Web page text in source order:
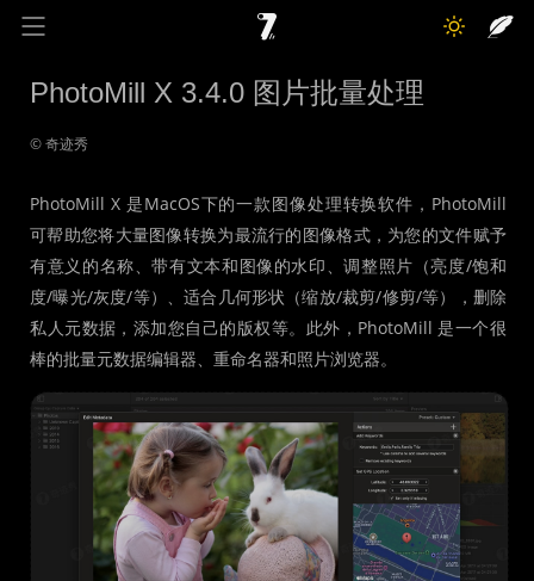
色彩库
PhotoMill X 3.4.0 图片批量处理
© 奇迹秀
PhotoMill X 是MacOS下的一款图像处理转换软件，PhotoMill
可帮助您将大量图像转换为最流行的图像格式，为您的文件赋予
有意义的名称、带有文本和图像的水印、调整照片（亮度/饱和
度/曝光/灰度/等）、适合几何形状（缩放/裁剪/修剪/等），删除
私人元数据，添加您自己的版权等。此外，PhotoMill 是一个很
棒的批量元数据编辑器、重命名器和照片浏览器。